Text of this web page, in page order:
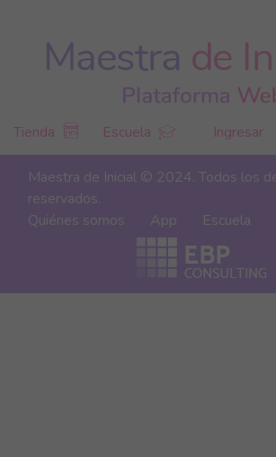
Tienda Escuela Ingresar
Maestra de Inicial © 2024. Todos los
reservados.
Quiénes somos
App Escuela